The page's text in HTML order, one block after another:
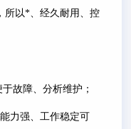
所以*、经久耐用、控
故障、分析维护；
力强、工作稳定可